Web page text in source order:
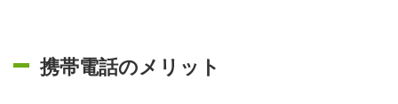
携帯電話のメリット